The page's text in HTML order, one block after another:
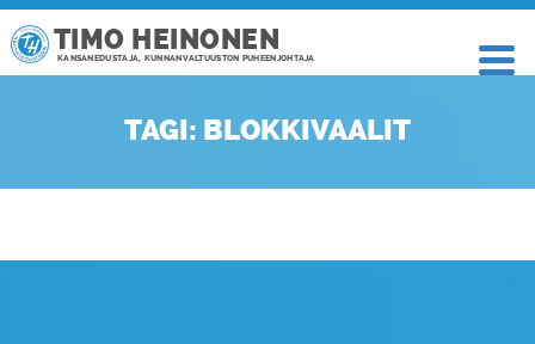
TIMO HEINONEN
KANSANEDUSTAJA, KUNNANVALTUUSTON PUHEENJOHTAJA
TAGI: BLOKKIVAALIT